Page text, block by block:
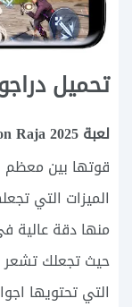
تحميل
لعبة Dragon Raja2025 من
قوتها بين معظم
الميزات التي
منها دقة عالية
حيث تجعلك تشعر
التي تحتويها